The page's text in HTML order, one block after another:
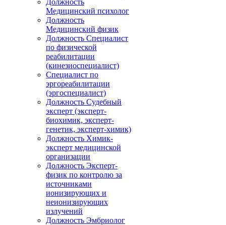
Должность
Медицинский психолог
Должность
Медицинский физик
Должность Специалист
по физической
реабилитации
(кинезиоспециалист)
Специалист по
эргореабилитации
(эргоспециалист)
Должность Судебный
эксперт (эксперт-
биохимик, эксперт-
генетик, эксперт-химик)
Должность Химик-
эксперт медицинской
организации
Должность Эксперт-
физик по контролю за
источниками
ионизирующих и
неионизирующих
излучений
Должность Эмбриолог